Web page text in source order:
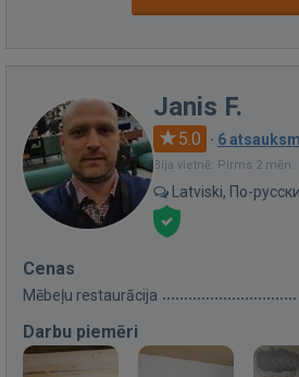
Janis F.
5.0 · 6
Bija vietnē: Pirms 2 mēn.
Latviski, По-
Cenas
Mēbeļu restaurācija
Darbu piemēri